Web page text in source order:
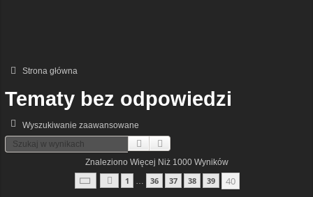
Strona główna
Tematy bez odpowiedzi
Wyszukiwanie zaawansowane
Szukaj
Znaleziono Więcej Niż 1000 Wyników
Strona 40Poprzednia
1 36 37 38 39 40